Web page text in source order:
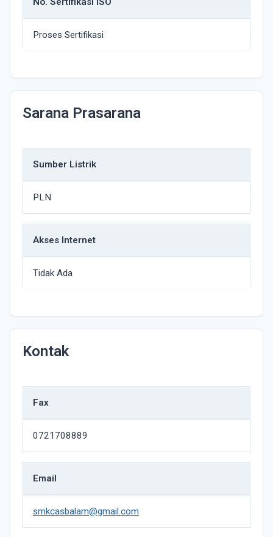
Proses Sertifikasi
Sarana Prasarana
Sumber Listrik
PLN
Akses Internet
Tidak Ada
Kontak
Fax
0721708889
Email
smkcasbalam@gmail.com